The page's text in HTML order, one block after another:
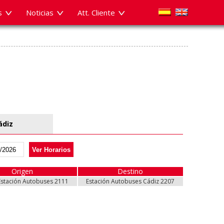
Noticias Att. Cliente
Ver Horarios
Origen
Destino
Autobuses 2111 Estación Autobuses Cádiz 2207
Desde
Hasta
Autobuses 2111 Estación Autobuses Cádiz 2207